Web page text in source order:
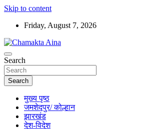
Skip to content
Friday, August 7, 2026
Chamakta Aina
Hindi News Paper – Jharkhand
Search
Search
मुख्य पृष्ठ
जमशेदपुर/ कोल्हान
झारखंड
देश-विदेश